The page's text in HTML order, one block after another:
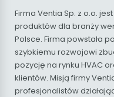
Firma Ventia Sp. z o.o.
produktów dla branży
Polsce. Firma powstała
szybkiemu rozwojowi
pozycję na rynku HVAC
klientów. Misją firmy
profesjonalistów